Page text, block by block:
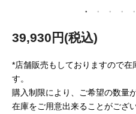
39,930円(税込)
*店舗販売もしておりますので在
す。
購入制限により、ご希望の数量
在庫をご用意出来ることがござ